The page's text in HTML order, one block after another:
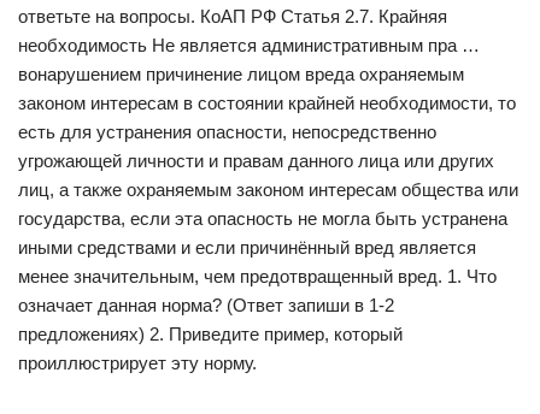
ответьте на вопросы. КоАП РФ Статья 2.7. Крайняя
необходимость Не является административным пра …
вонарушением причинение лицом вреда охраняемым
законом интересам в состоянии крайней необходимости, то
есть для устранения опасности, непосредственно
угрожающей личности и правам данного лица или других
лиц, а также охраняемым законом интересам общества или
государства, если эта опасность не могла быть устранена
иными средствами и если причинённый вред является
менее значительным, чем предотвращенный вред. 1. Что
означает данная норма? (Ответ запиши в 1-2
предложениях) 2. Приведите пример, который
проиллюстрирует эту норму.